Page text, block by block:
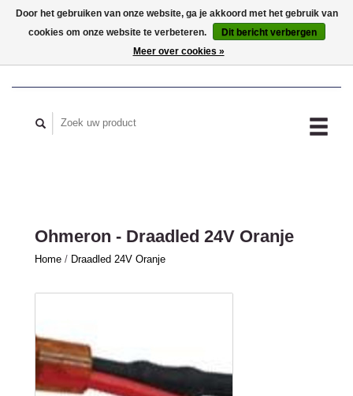
MIJN ACCOUNT
Ohmeron - Draadled 24V Oranje
Home / Draadled 24V Oranje
Door het gebruiken van onze website, ga je akkoord met het gebruik van
cookies om onze website te verbeteren.
Dit bericht verbergen
Meer over cookies »